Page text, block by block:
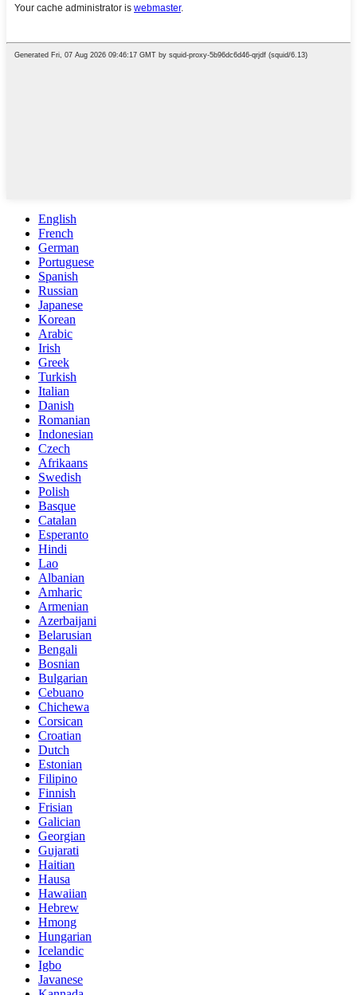
English
French
German
Portuguese
Spanish
Russian
Japanese
Korean
Arabic
Irish
Greek
Turkish
Italian
Danish
Romanian
Indonesian
Czech
Afrikaans
Swedish
Polish
Basque
Catalan
Esperanto
Hindi
Lao
Albanian
Amharic
Armenian
Azerbaijani
Belarusian
Bengali
Bosnian
Bulgarian
Cebuano
Chichewa
Corsican
Croatian
Dutch
Estonian
Filipino
Finnish
Frisian
Galician
Georgian
Gujarati
Haitian
Hausa
Hawaiian
Hebrew
Hmong
Hungarian
Icelandic
Igbo
Javanese